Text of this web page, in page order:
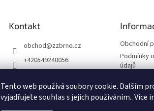
Tento web používá soubory cookie. Dalším
vyjadřujete souhlas s jejich používáním.. Více
Kontakt
obchod@zzbrno.cz
+420549240056
ejnaZdravyzivot
Obchodní
Podmínky
údajů